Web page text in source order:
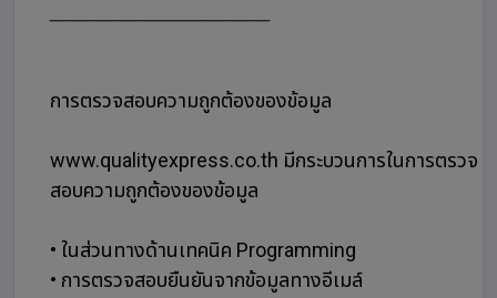
การตรวจสอบความถูกต้องของข้อมูล
www.qualityexpress.co.th มีกระบวนการในการตรวจ
สอบความถูกต้องของข้อมูล
• ในส่วนทางด้านเทคนิค Programming
• การตรวจสอบยืนยันจากข้อมูลทางอีเมล์